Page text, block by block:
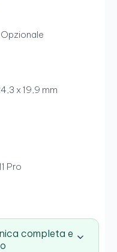
x 19,9 mm
Pro
completa e